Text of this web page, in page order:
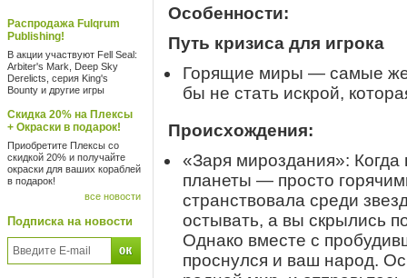
Распродажа Fulqrum
Publishing!
В акции участвуют Fell Seal:
Arbiter's Mark, Deep Sky
Derelicts, серия King's
Bounty и другие игры
Скидка 20% на Плексы
+ Окраски в подарок!
Приобретите Плексы со
скидкой 20% и получайте
окраски для ваших кораблей
в подарок!
все новости
Подписка на новости
Особенности:
Путь кризиса для игрока
Горящие миры — самые
бы не стать искрой,
Происхождения:
«Заря мироздания»:
планеты — просто
странствовала среди
остывать, а вы скрылись
Однако вместе с
проснулся и ваш народ.